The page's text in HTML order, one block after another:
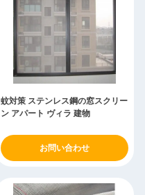
蚊対策 ステンレス鋼の窓スクリー
ン アパート ヴィラ 建物
お問い合わせ